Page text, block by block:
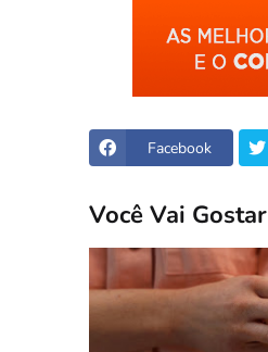
Facebook
Você Vai Gostar